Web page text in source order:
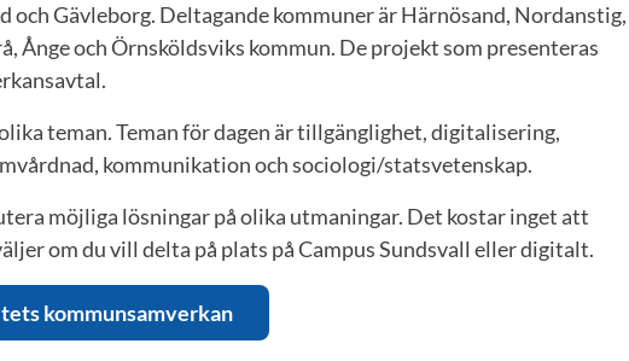
och Gävleborg. Deltagande kommuner är Härnösand, Nordanstig,
Ånge och Örnsköldsviks kommun. De projekt som presenteras
teman. Teman för dagen är tillgänglighet, digitalisering,
kommunikation och sociologi/statsvetenskap.
möjliga lösningar på olika utmaningar. Det kostar inget att
om du vill delta på plats på Campus Sundsvall eller digitalt.
kommunsamverkan